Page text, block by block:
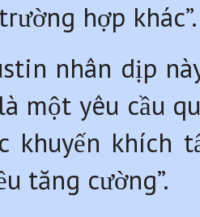
hợp
nhân dịp
một yêu cầu
khuyến khích
tăng cường”.